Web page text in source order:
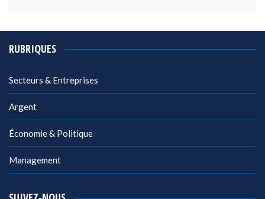
RUBRIQUES
Secteurs & Entreprises
Argent
Économie & Politique
Management